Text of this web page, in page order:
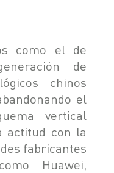
como el de
de
chinos
el
vertical
actitud con la
fabricantes
Huawei,